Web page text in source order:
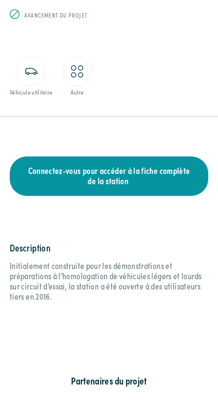
AVANCEMENT DU PROJET
Véhicule utilitaire Autre
Connectez-vous pour accéder à la fiche complète
de la station
Description
Initialement construite pour les démonstrations et
préparations à l’homologation de véhicules légers et lourds
sur circuit d’essai, la station a été ouverte à des utilisateurs
tiers en 2016.
Partenaires du projet